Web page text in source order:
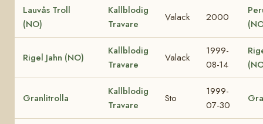
Lauvås Troll
(NO)
Kallblodig
Travare
Valack 2000
Rigel Jahn (NO)
Kallblodig
Travare
Valack
1999-
08-14
Granlitrolla
Kallblodig
Travare
Sto
1999-
07-30